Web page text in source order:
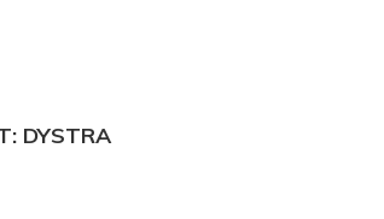
DYSTRA